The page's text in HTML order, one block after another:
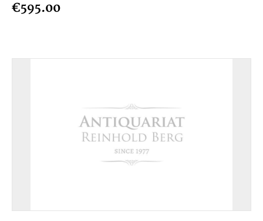
€595.00